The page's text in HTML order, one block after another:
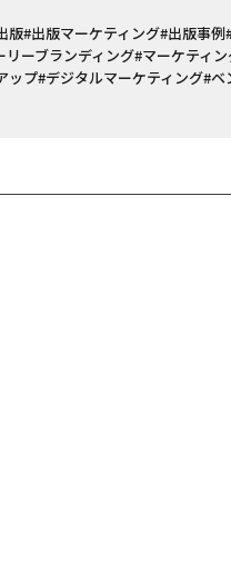
版#出版マーケティング#出版事例
リーブランディング#マーケティ
ップ#デジタルマーケティング#ベ